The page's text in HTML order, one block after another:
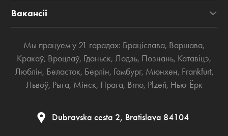
Вакансіі
Мы працуем у 21 гарадах: Браціслава, Варшава,
Кракаў, Вроцлаў, Гданьск, Лодзь, Познань, Катавіцэ,
Люблін, Беласток, Берлін, Гамбург, Мюнхен, Frankfurt,
Львоў, Рыга, Мінск, Прага, Brno, Plzeň, Нью-Ёрк
Dubravska cesta 2, Bratislava 84104